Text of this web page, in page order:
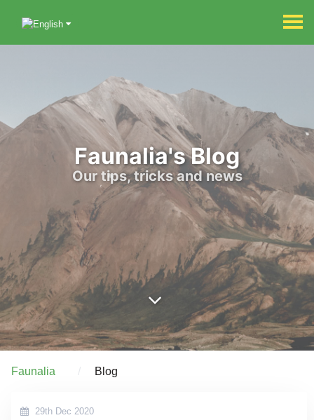
Faunalia's Blog
Our tips, tricks and news
Faunalia Blog
29th Dec 2020